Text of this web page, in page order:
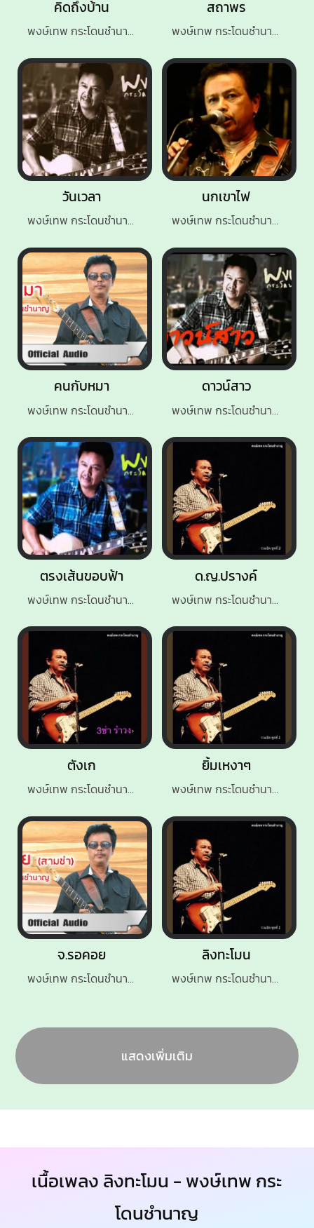
ด.ญ.ปรางค์
พงษ์เทพ กระโดนชำนาญ
คิดถึงบ้าน
พงษ์เทพ กระโดนชำนาญ
ตรงเส้นขอบฟ้า
พงษ์เทพ กระโดนชำนาญ
วันเวลา
พงษ์เทพ กระโดนชำนาญ
ตังเก
พงษ์เทพ กระโดนชำนาญ
สถาพร
พงษ์เทพ กระโดนชำนาญ
จ.รอคอย
พงษ์เทพ กระโดนชำนาญ
นกเขาไฟ
พงษ์เทพ กระโดนชำนาญ
ลิงทะโมน
พงษ์เทพ กระโดนชํานาญ
ดาวน์สาว
พงษ์เทพ กระโดนชํานาญ
ยิ้มเหงาๆ
พงษ์เทพ กระโดนชำนาญ
คนกับหมา
พงษ์เทพ กระโดนชำนาญ
แสดงเพิ่มเติม
เนื้อเพลง ลิงทะโมน - พงษ์เทพ กระ
โดนชํานาญ